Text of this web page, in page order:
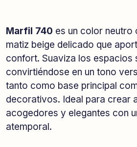
Marfil 740 es un color neutro
matiz beige delicado que
confort. Suaviza los espacios
convirtiéndose en un tono
tanto como base principal
decorativos. Ideal para crear
acogedores y elegantes con
atemporal.